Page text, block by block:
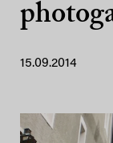
15.09.2014